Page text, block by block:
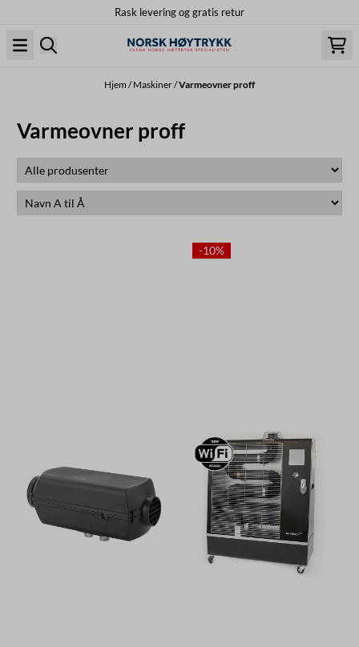
Rask levering og gratis retur
Hjem /Maskiner/Varmeovner proff
Varmeovner proff
-10%